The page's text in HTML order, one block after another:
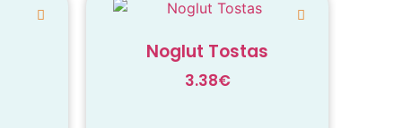
Noglut Tostas
3.38€